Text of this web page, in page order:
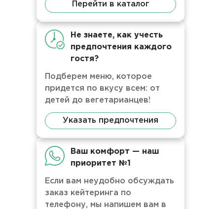
Перейти в каталог
Не знаете, как учесть
предпочтения каждого
гостя?
Подберем меню, которое
придется по вкусу всем: от
детей до вегетарианцев!
Указать предпочтения
Ваш комфорт — наш
приоритет №1
Если вам неудобно обсуждать
заказ кейтеринга по
телефону, мы напишем вам в